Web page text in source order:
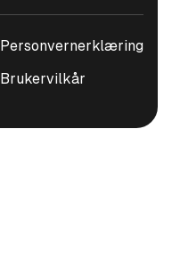
Personvernerklæring
Brukervilkår